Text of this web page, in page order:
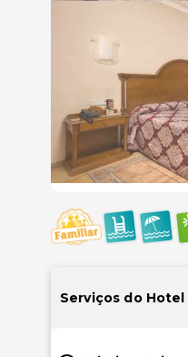
Serviços do Hotel